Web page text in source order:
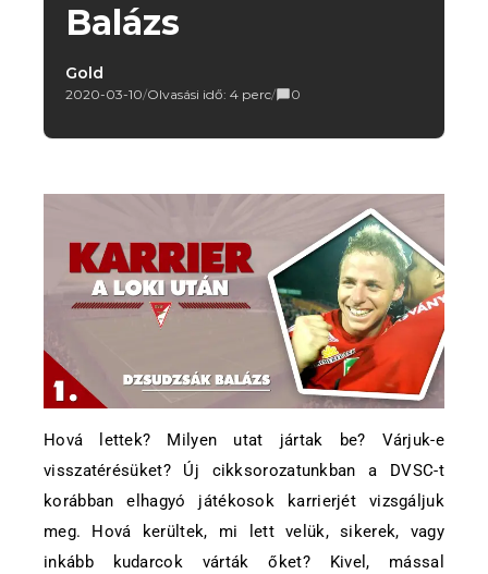
Balázs
Gold
2020-03-10/Olvasási idő: 4 perc/ 0
Hová lettek? Milyen utat jártak be? Várjuk-e
visszatérésüket? Új cikksorozatunkban a DVSC-t
korábban elhagyó játékosok karrierjét vizsgáljuk
meg. Hová kerültek, mi lett velük, sikerek, vagy
inkább kudarcok várták őket? Kivel, mással